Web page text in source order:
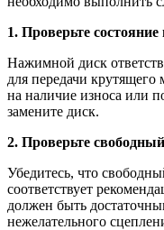
1. Проверьте
Нажимной диск
для передачи крутящего
на наличие износа или
замените диск.
2. Проверьте
Убедитесь, что
соответствует
должен быть
нежелательного